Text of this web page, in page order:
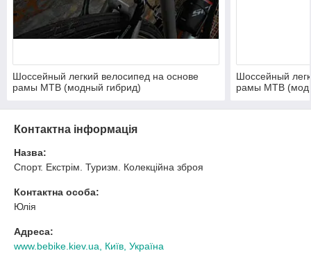
Шоссейный легкий велосипед на основе
рамы MTB (модный гибрид)
Шоссейный
рамы MTB
Контактна інформація
Назва:
Спорт. Екстрім. Туризм. Колекційна зброя
Контактна особа:
Юлія
Адреса:
www.bebike.kiev.ua, Київ, Україна